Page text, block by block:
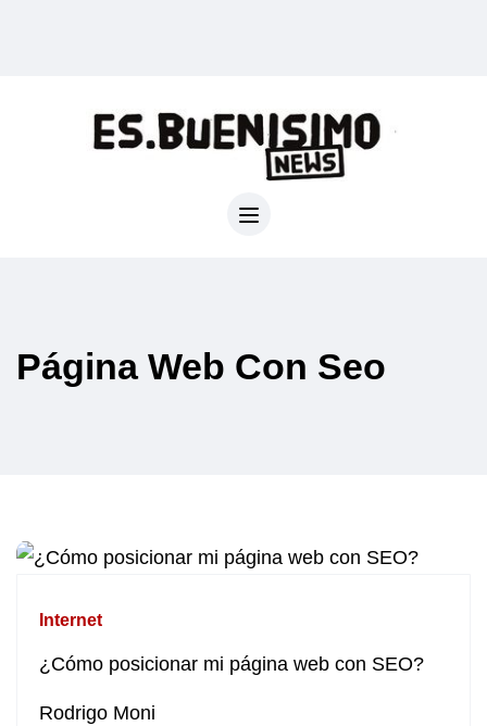
Página Web Con Seo
Internet
¿Cómo posicionar mi página web con SEO?
Rodrigo Moni